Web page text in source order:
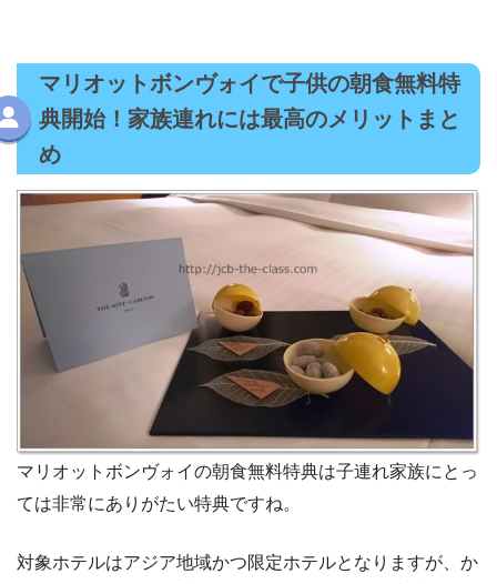
マリオットボンヴォイで子供の朝食無料特
典開始！家族連れには最高のメリットまと
め
マリオットボンヴォイの朝食無料特典は子連れ家族にとっ
ては非常にありがたい特典ですね。
対象ホテルはアジア地域かつ限定ホテルとなりますが、か